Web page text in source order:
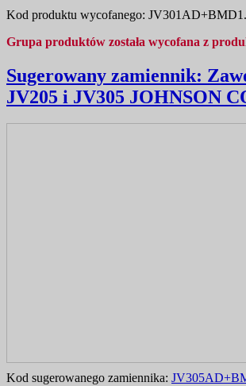
Kod produktu wycofanego:
Grupa produktów została wycofana z
Sugerowany zamiennik:
JV205 i JV305 JOHNSON
Kod sugerowanego zamiennika: